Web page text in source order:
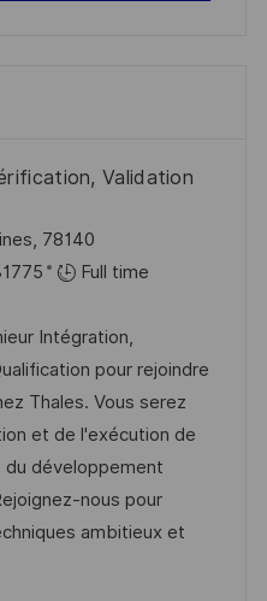
Validation
78140
Full time
Intégration,
pour rejoindre
Thales. Vous serez
et de l'exécution de
développement
nous pour
ambitieux et